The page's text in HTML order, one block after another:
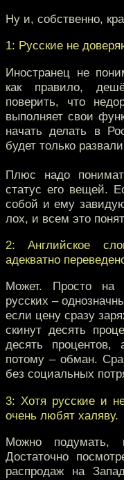
Ну и, собственно,
1: Русские не
Иностранец не
как правило,
поверить, что
выполняет свои
начать делать в
будет только
Плюс надо
статус его вещей.
собой и ему
лох, и всем это
2: Английское
адекватно
Может. Просто на
русских –
если цену сразу
скинут десять
десять
потому – обман.
без социальных
3: Хотя русские и
очень любят халяву.
Можно подумать,
Достаточно
распродаж на